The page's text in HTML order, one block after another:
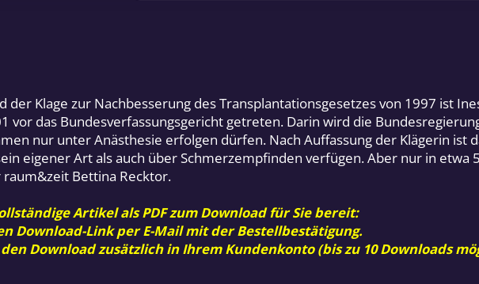
Organ-
Klage zur Nachbesserung des Transplantationsgesetzes von 1997 ist
vor das Bundesverfassungsgericht getreten. Darin wird die
nur unter Anästhesie erfolgen dürfen. Nach Auffassung der Klägerin ist
eigener Art als auch über Schmerzempfinden verfügen. Aber nur in etwa
raum&zeit Bettina Recktor.
Artikel als PDF zum Download für Sie bereit:
Download-Link per E-Mail mit der Bestellbestätigung.
Download zusätzlich in Ihrem Kundenkonto (bis zu 10 Downloads